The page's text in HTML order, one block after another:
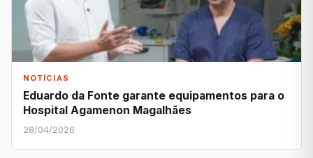
NOTÍCIAS
Eduardo da Fonte garante equipamentos para o
Hospital Agamenon Magalhães
28/04/2026